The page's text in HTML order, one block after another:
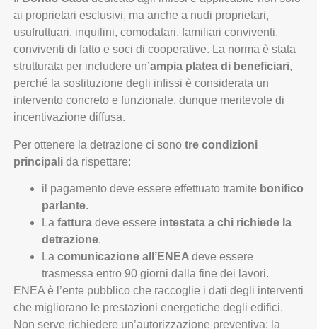
ai proprietari esclusivi, ma anche a nudi proprietari,
usufruttuari, inquilini, comodatari, familiari conviventi,
conviventi di fatto e soci di cooperative. La norma è stata
strutturata per includere un’ampia platea di beneficiari,
perché la sostituzione degli infissi è considerata un
intervento concreto e funzionale, dunque meritevole di
incentivazione diffusa.
Per ottenere la detrazione ci sono tre condizioni
principali da rispettare:
il pagamento deve essere effettuato tramite bonifico
parlante.
La fatturadeve essere intestata a chi richiede la
detrazione.
La comunicazione all’ENEA deve essere
trasmessa entro 90 giorni dalla fine dei lavori.
ENEA è l’ente pubblico che raccoglie i dati degli interventi
che migliorano le prestazioni energetiche degli edifici.
Non serve richiedere un’autorizzazione preventiva: la